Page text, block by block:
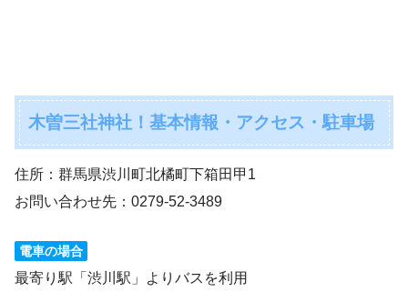
木曽三社神社！基本情報・アクセス・駐車場
住所：群馬県渋川町北橘町下箱田甲1
お問い合わせ先：0279-52-3489
電車の場合
最寄り駅「渋川駅」よりバスを利用